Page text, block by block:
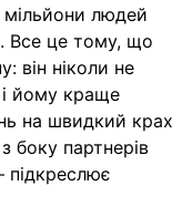
мільйони людей
Все це тому, що
він ніколи не
і йому краще
на швидкий крах
боку партнерів